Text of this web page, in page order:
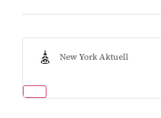
New York Aktuell